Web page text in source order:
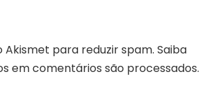
Akismet para reduzir spam. Saiba
em comentários são processados.